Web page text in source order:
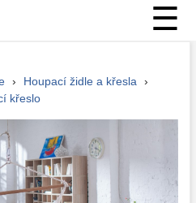
☰
› Houpací židle a křesla
›
křeslo